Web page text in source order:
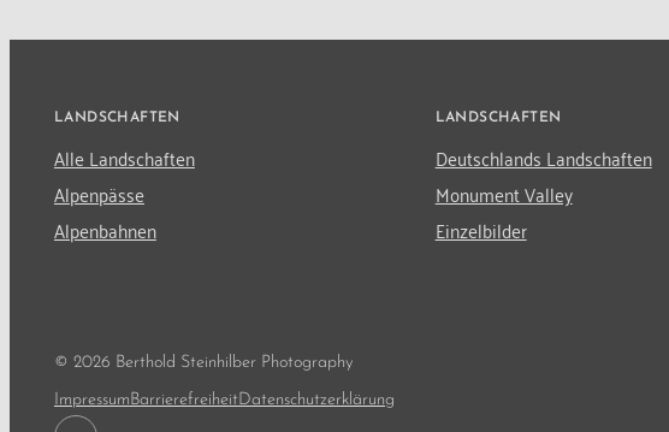
LANDSCHAFTEN
Alle Landschaften
Alpenpässe
Alpenbahnen
LANDSCHAFTEN
Deutschlands Landschaften
Monument Valley
Einzelbilder
© 2026 Berthold Steinhilber Photography
ImpressumBarrierefreiheitDatenschutzerklärung